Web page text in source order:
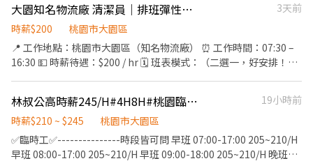
算】🍎時薪210元🍎 【工作內容】 餅乾泡麵包裝、貼標、裝箱、工
作超簡單 【休假方式】週休二日 【休息時間】中午1H、下午10分
鐘 【中間吃飯】自理、可外出或是代訂便當 【領薪方式】 ✅發薪
日：🏧每個月10號 ✅可日領：🏧1430元，下班匯款，剩下月結 ✅可
週領：🏧7030元，週三匯款，剩下月結 ▂▂【快速應徵】▂▂ ❤️找
https://lin.ee/j8HhyQT ❤️並留言【大名+電話+截職缺圖片】❤️
大園知名物流廠 清潔員｜排班彈性、薪資穩定！
3天前
時薪$200
桃園市大園區
📍 工作地點：桃園市大園區（知名物流廠） ⏰ 工作時間：07:30 –
16:30 💵 時薪待遇：$200 / hr 🗓 班表模式：（二選一，好安排！）
無經驗可、二度就業歡迎！ 只要你細心、有責任感，歡迎加入我
們！ 👉 好工作不等人，手刀私訊了解更多細節！
林叔公高時薪245/H#4H8H#桃園臨時工報班#全倉別皆可#日領#即刻上工
19小時前
時薪$210 ~ $245
桃園市大園區
✅臨時工✅---------------時段皆可問 早班 07:00-17:00 205~210/H
早班 08:00-17:00 205~210/H 早班 09:00-18:00 205~210/H 晚班